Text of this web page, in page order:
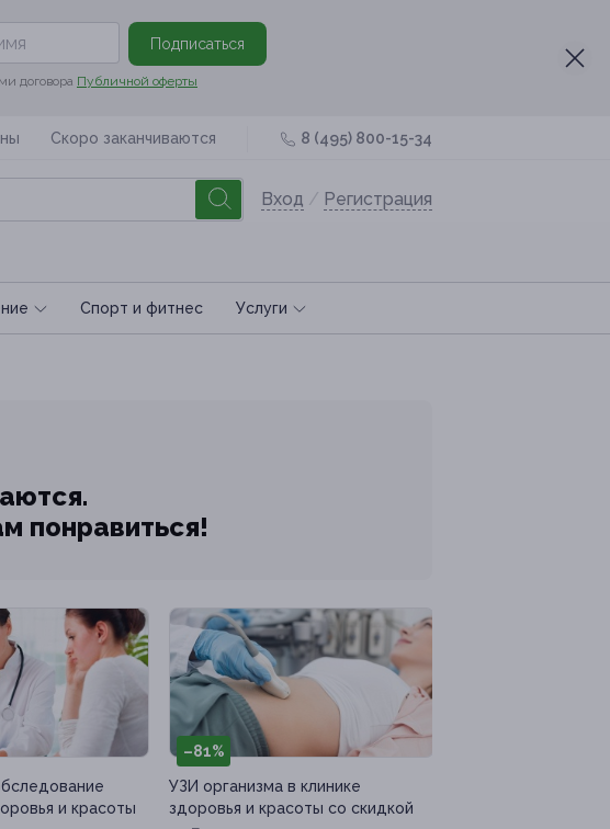
Подписаться
договора Публичной оферты
Скоро заканчиваются 8 (495) 800-15-34
Вход / Регистрация
Спoрт и фитнес Услуги
понравиться!
и красоты
–81%
УЗИ организма в клинике
здоровья и красоты со скидкой